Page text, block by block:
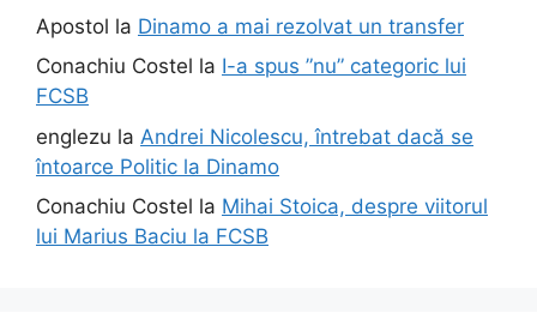
Apostol la Dinamo a mai rezolvat un transfer
Conachiu Costel la I-a spus ”nu” categoric lui
FCSB
englezu la Andrei Nicolescu, întrebat dacă se
întoarce Politic la Dinamo
Conachiu Costel la Mihai Stoica, despre viitorul
lui Marius Baciu la FCSB